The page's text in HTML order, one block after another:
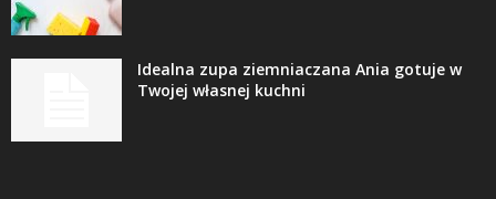
Idealna zupa ziemniaczana Ania gotuje w
Twojej własnej kuchni